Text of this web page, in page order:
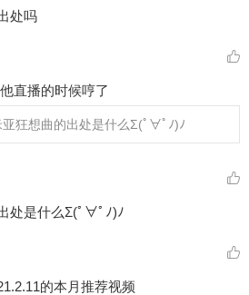
处吗
他直播的时候哼了
亚狂想曲的出处是什么Σ(ﾟ∀ﾟﾉ)ﾉ
处是什么Σ(ﾟ∀ﾟﾉ)ﾉ
的本月推荐视频